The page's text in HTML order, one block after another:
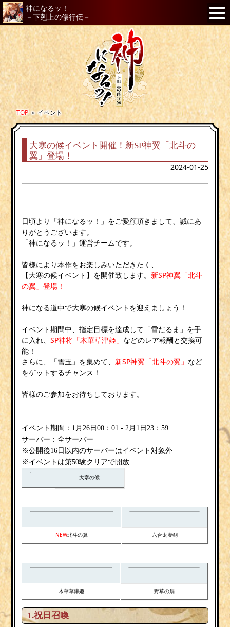
神になるッ！
－下剋上の修行伝－
TOP＞イベント
大寒の候イベント開催！新SP神翼「北斗の
翼」登場！
2024-01-25
日頃より「神になるッ！」をご愛顧頂きまして、誠にあ
りがとうございます。
「神になるッ！」運営チームです。
皆様により本作をお楽しみいただきたく、
【大寒の候イベント】を開催致します。 新SP神翼「北斗
の翼」登場！
神になる道中で大寒の候イベントを迎えましょう！
イベント期間中、指定目標を達成して「雪だるま」を手
に入れ、SP神将「木華草津姫」 などのレア報酬と交換可
能！
さらに、「雪玉」を集めて、 新SP神翼「北斗の翼」 など
をゲットするチャンス！
皆様のご参加をお待ちしております。
イベント期間：1月26日00：01 - 2月1日23：59
サーバー：全サーバー
※公開後16日以内のサーバーはイベント対象外
※イベントは第50験クリアで開放
大寒の候
NEW北斗の翼 六合太虚剣
木華草津姫 野草の扇
1.祝日召喚